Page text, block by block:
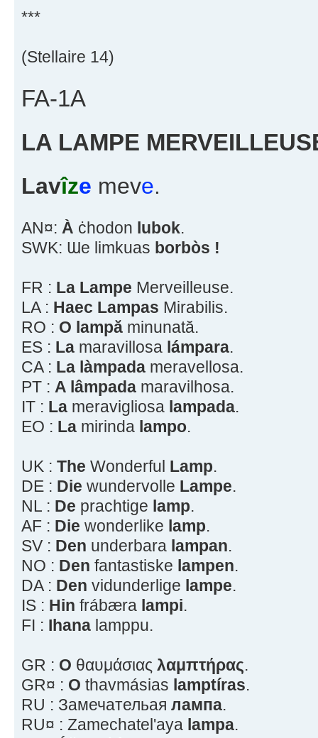
***
(Stellaire 14)
FA-1A
LA LAMPE
Lavîze meve.
AN¤: À ċhodon lubok.
SWK: Ɯe limkuas borbòs !
FR : La Lampe Merveilleuse.
LA : Haec Lampas Mirabilis.
RO : O lampă minunată.
ES : La maravillosa lámpara.
CA : La làmpada meravellosa.
PT : A lâmpada maravilhosa.
IT : La meravigliosa lampada.
EO : La mirinda lampo.
UK : The Wonderful Lamp.
DE : Die wundervolle Lampe.
NL : De prachtige lamp.
AF : Die wonderlike lamp.
SV : Den underbara lampan.
NO : Den fantastiske lampen.
DA : Den vidunderlige lampe.
IS : Hin frábæra lampi.
FI : Ihana lamppu.
GR : Ο θαυμάσιας λαμπτήρας.
GR¤ : O thavmásias lamptíras.
RU : Замечательая лампа.
RU¤ : Zamechatel'aya lampa.